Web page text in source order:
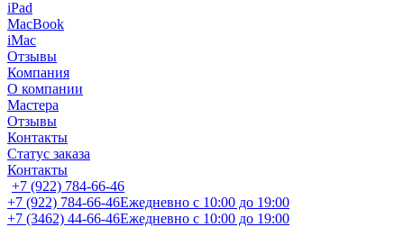
iPad
MacBook
iMac
Отзывы
Компания
О компании
Мастера
Отзывы
Контакты
Статус заказа
Контакты
+7 (922) 784-66-46
+7 (922) 784-66-46Ежедневно с 10:00 до 19:00
+7 (3462) 44-66-46Ежедневно с 10:00 до 19:00